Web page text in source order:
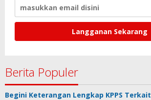
Berita Populer
Begini Keterangan Lengkap KPPS Terkait